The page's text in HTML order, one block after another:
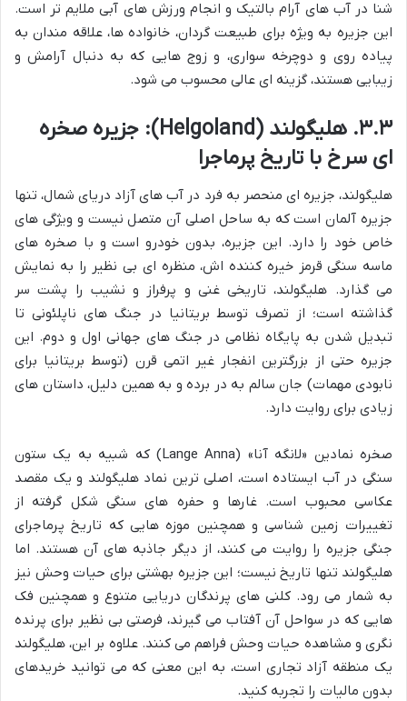
شنا در آب های آرام بالتیک و انجام ورزش های آبی ملایم تر است.
این جزیره به ویژه برای طبیعت گردان، خانواده ها، علاقه مندان به
پیاده روی و دوچرخه سواری، و زوج هایی که به دنبال آرامش و
زیبایی هستند، گزینه ای عالی محسوب می شود.
۳.۳. هلیگولند (Helgoland): جزیره صخره
ای سرخ با تاریخ پرماجرا
هلیگولند، جزیره ای منحصر به فرد در آب های آزاد دریای شمال، تنها
جزیره آلمان است که به ساحل اصلی آن متصل نیست و ویژگی های
خاص خود را دارد. این جزیره، بدون خودرو است و با صخره های
ماسه سنگی قرمز خیره کننده اش، منظره ای بی نظیر را به نمایش
می گذارد. هلیگولند، تاریخی غنی و پرفراز و نشیب را پشت سر
گذاشته است؛ از تصرف توسط بریتانیا در جنگ های ناپلئونی تا
تبدیل شدن به پایگاه نظامی در جنگ های جهانی اول و دوم. این
جزیره حتی از بزرگترین انفجار غیر اتمی قرن (توسط بریتانیا برای
نابودی مهمات) جان سالم به در برده و به همین دلیل، داستان های
زیادی برای روایت دارد.
صخره نمادین «لانگه آنا» (Lange Anna) که شبیه به یک ستون
سنگی در آب ایستاده است، اصلی ترین نماد هلیگولند و یک مقصد
عکاسی محبوب است. غارها و حفره های سنگی شکل گرفته از
تغییرات زمین شناسی و همچنین موزه هایی که تاریخ پرماجرای
جنگی جزیره را روایت می کنند، از دیگر جاذبه های آن هستند. اما
هلیگولند تنها تاریخ نیست؛ این جزیره بهشتی برای حیات وحش نیز
به شمار می رود. کلنی های پرندگان دریایی متنوع و همچنین فک
هایی که در سواحل آن آفتاب می گیرند، فرصتی بی نظیر برای پرنده
نگری و مشاهده حیات وحش فراهم می کنند. علاوه بر این، هلیگولند
یک منطقه آزاد تجاری است، به این معنی که می توانید خریدهای
بدون مالیات را تجربه کنید.